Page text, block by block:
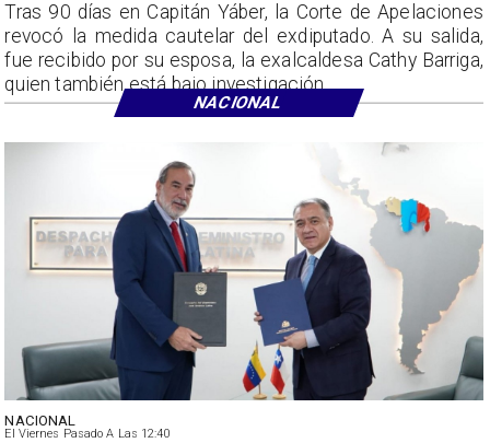
NACIONAL
El Viernes Pasado A Las 12:40
Tras 90 días en Capitán Yáber, la Corte de Apelaciones
revocó la medida cautelar del exdiputado. A su salida,
fue recibido por su esposa, la exalcaldesa Cathy Barriga,
quien también está bajo investigación.
NACIONAL